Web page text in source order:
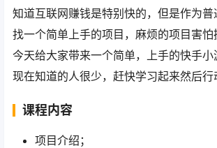
知道互联网赚钱是特别快的，但是作为
找一个简单上手的项目，麻烦的项目害怕
今天给大家带来一个简单，上手的快手小
现在知道的人很少，赶快学习起来然后行
课程内容
项目介绍；